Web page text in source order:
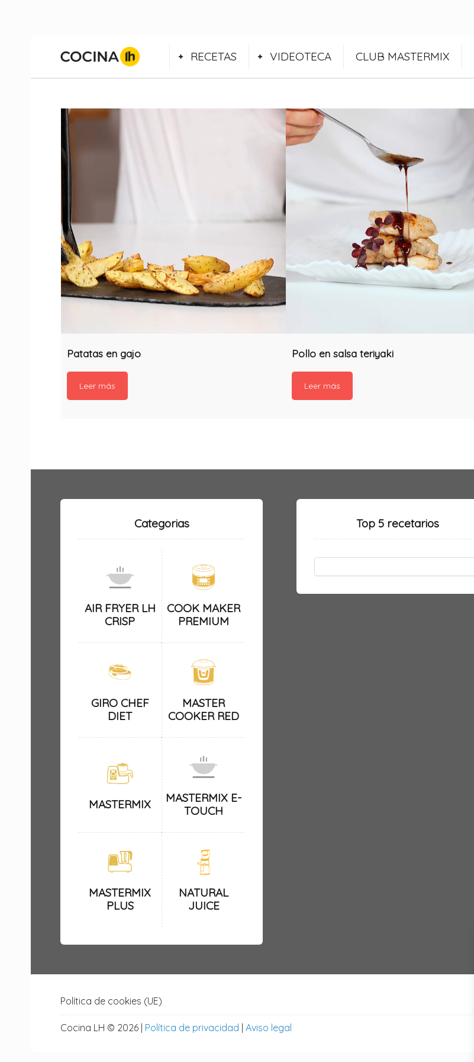
RECETAS VIDEOTECA CLUB MASTERMIX
Patatas en gajo
Leer más
Pollo en salsa teriyaki
Leer más
Categorias
AIR FRYER LH
CRISP
COOK MAKER
PREMIUM
GIRO CHEF
DIET
MASTER
COOKER RED
MASTERMIX
MASTERMIX E-
TOUCH
MASTERMIX
PLUS
NATURAL
JUICE
Top 5 recetarios
Política de cookies (UE)
Cocina LH © 2026 | Política de privacidad | Aviso legal